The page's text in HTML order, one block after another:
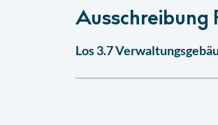
Ausschreibung
Los 3.7